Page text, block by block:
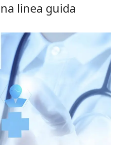
linea guida